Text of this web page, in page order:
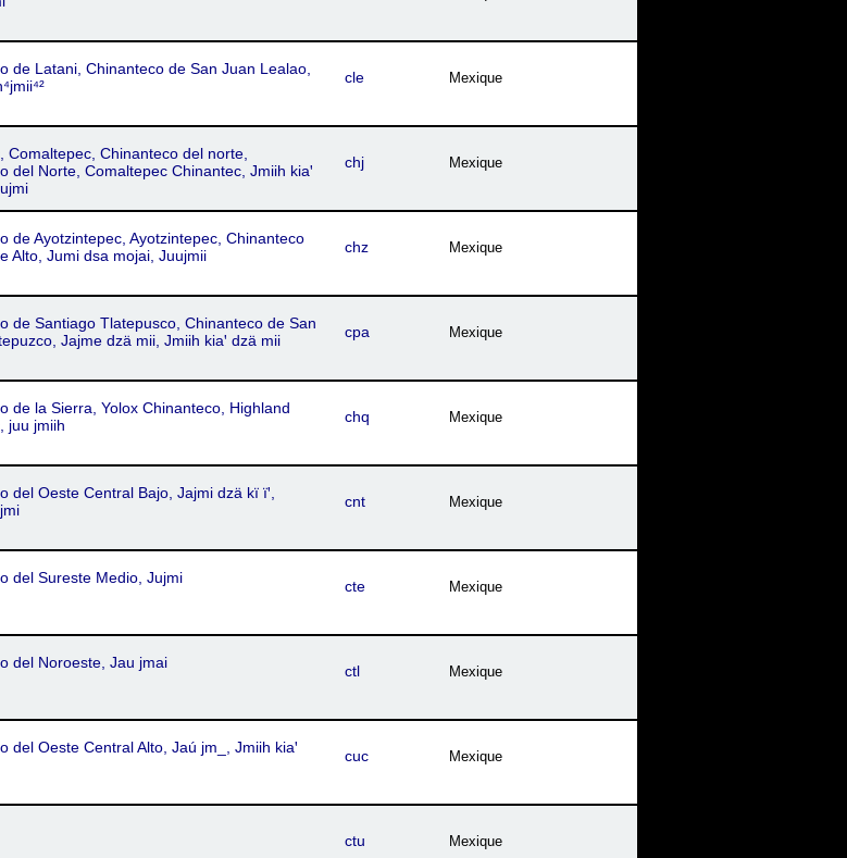
Mexique
cle
de Latani, Chinanteco de San Juan Lealao,
Mexique
chj
Comaltepec, Chinanteco del norte,
del Norte, Comaltepec Chinantec, Jmiih kiaꞌ
Mexique
chz
de Ayotzintepec, Ayotzintepec, Chinanteco
Alto, Jumi dsa mojai, Juujmii
Mexique
cpa
de Santiago Tlatepusco, Chinanteco de San
Jajme dzä mii, Jmiih kiaꞌ dzä mii
Mexique
chq
de la Sierra, Yolox Chinanteco, Highland
juu jmiih
Mexique
cnt
del Oeste Central Bajo, Jajmi dzä kï ïꞌ,
Mexique
cte
del Sureste Medio, Jujmi
Mexique
ctl
del Noroeste, Jau jmai
Mexique
cuc
del Oeste Central Alto, Jaú jm_, Jmiih kiaꞌ
Mexique
ctu